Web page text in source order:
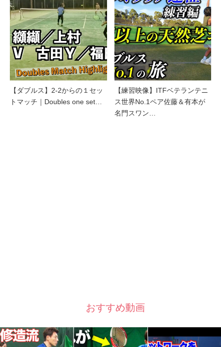
【ダブルス】2-2からの１セッ
トマッチ｜Doubles one set…
【練習映像】ITFベテランテニ
ス世界No.1ペア佐藤＆有本が
名門スワン…
おすすめ動画